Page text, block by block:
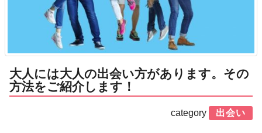
大人には大人の出会い方があります。その
方法をご紹介します！
category 出会い